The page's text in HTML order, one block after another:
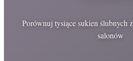
Porównuj tysiące sukien ślubnych
salonów